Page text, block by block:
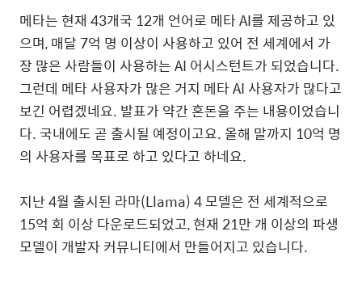
메타는 현재 43개국 12개 언어로 메타AI를 제공하고 있
으며,매달 7억 명 이상이 사용하고 있어 전 세계에서 가
장 많은 사람들이 사용하는AI 어시스턴트가 되었습니다.
그런데 메타 사용자가 많은 거지 메타AI 사용자가 많다고
보긴 어렵겠네요. 발표가 약간 혼돈을 주는 내용이었습니
다. 국내에도 곧 출시될 예정이고요. 올해 말까지 10억 명
의 사용자를 목표로 하고 있다고 하네요.
지난4월 출시된 라마(Llama) 4모델은 전 세계적으로
15억 회 이상 다운로드되었고,현재 21만 개 이상의 파생
모델이 개발자 커뮤니티에서 만들어지고 있습니다.